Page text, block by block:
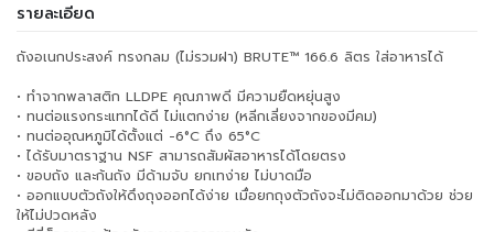
รายละเอียด
ถังอเนกประสงค์ ทรงกลม (ไม่รวมฝา) BRUTE™ 166.6 ลิตร ใส่อาหารได้
• ทำจากพลาสติก LLDPE คุณภาพดี มีความยืดหยุ่นสูง
• ทนต่อแรงกระแทกได้ดี ไม่แตกง่าย (หลีกเลี่ยงจากของมีคม)
• ทนต่ออุณหภูมิได้ตั้งแต่ -6°C ถึง 65°C
• ได้รับมาตราฐาน NSF สามารถสัมผัสอาหารได้โดยตรง
• ขอบถัง และก้นถัง มีด้ามจับ ยกเทง่าย ไม่บาดมือ
• ออกแบบตัวถังให้ดึงถุงออกได้ง่าย เมื่อยกถุงตัวถังจะไม่ติดออกมาด้วย ช่วย
ให้ไม่ปวดหลัง